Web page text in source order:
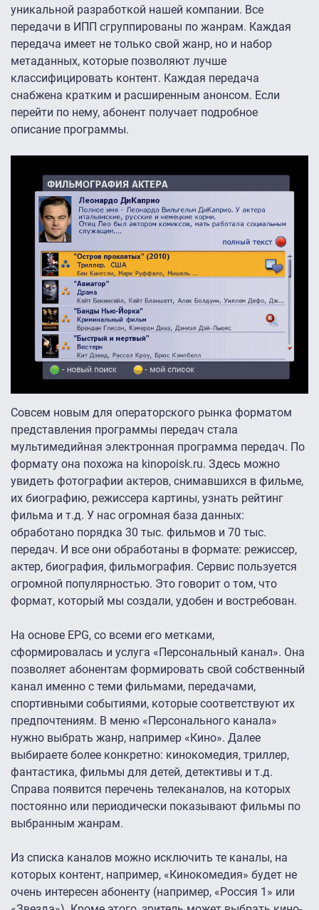
уникальной разработкой нашей компании. Все
передачи в ИПП сгруппированы по жанрам. Каждая
передача имеет не только свой жанр, но и набор
метаданных, которые позволяют лучше
классифицировать контент. Каждая передача
снабжена кратким и расширенным анонсом. Если
перейти по нему, абонент получает подробное
описание программы.
Совсем новым для операторского рынка форматом
представления программы передач стала
мультимедийная электронная программа передач. По
формату она похожа на kinopoisk.ru. Здесь можно
увидеть фотографии актеров, снимавшихся в фильме,
их биографию, режиссера картины, узнать рейтинг
фильма и т.д. У нас огромная база данных:
обработано порядка 30 тыс. фильмов и 70 тыс.
передач. И все они обработаны в формате: режиссер,
актер, биография, фильмография. Сервис пользуется
огромной популярностью. Это говорит о том, что
формат, который мы создали, удобен и востребован.
На основе EPG, со всеми его метками,
сформировалась и услуга «Персональный канал». Она
позволяет абонентам формировать свой собственный
канал именно с теми фильмами, передачами,
спортивными событиями, которые соответствуют их
предпочтениям. В меню «Персонального канала»
нужно выбрать жанр, например «Кино». Далее
выбираете более конкретно: кинокомедия, триллер,
фантастика, фильмы для детей, детективы и т.д.
Справа появится перечень телеканалов, на которых
постоянно или периодически показывают фильмы по
выбранным жанрам.
Из списка каналов можно исключить те каналы, на
которых контент, например, «Кинокомедия» будет не
очень интересен абоненту (например, «Россия 1» или